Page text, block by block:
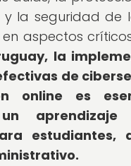
la seguridad de
aspectos
la
de
online es
estudiantes,